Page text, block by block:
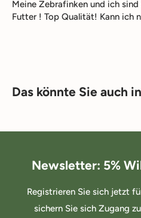
Meine Zebrafinken und ich
Futter ! Top Qualität! Kann ich
Das könnte Sie auch
Newsletter: 5%
Registrieren Sie sich jetzt
sichern Sie sich Zugang